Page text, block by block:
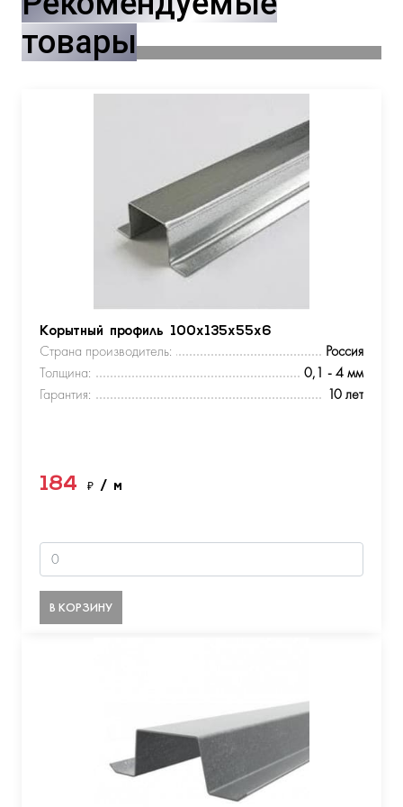
товары
Корытный профиль 100х135х55х6
Страна производитель:
Россия
Толщина:
0,1 - 4 мм
Гарантия:
10 лет
184 ₽ / м
В КОРЗИНУ